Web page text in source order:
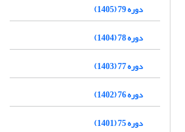
دوره 79 (1405)
دوره 78 (1404)
دوره 77 (1403)
دوره 76 (1402)
دوره 75 (1401)